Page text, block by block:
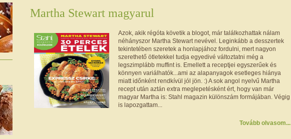
Martha Stewart magyarul
Azok, akik régóta követik a blogot, már találkozhattak nálam
néhányszor Martha Stewart nevével. Leginkább a desszertek
tekintetében szeretek a honlapjához fordulni, mert nagyon
szerethető ötletekkel tudja egyedivé változtatni még a
legszimplább muffint is. Emellett a receptjei egyszerűek és
könnyen variálhatók...ami az alapanyagok esetleges hiánya
miatt időnként rendkívül jól jön. :) A sok angol nyelvű Martha
recept után aztán extra meglepetésként ért, hogy van már
magyar Martha is: Stahl magazin különszám formájában. Végig
is lapozgattam...
Tovább olvasom...